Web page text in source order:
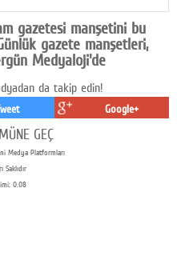
gazetesi manşetini bu
gazete manşetleri,
Medyaloji'de
da takip edin!
Google+
GEÇ
Medya Platformları
Saklıdır
0.08